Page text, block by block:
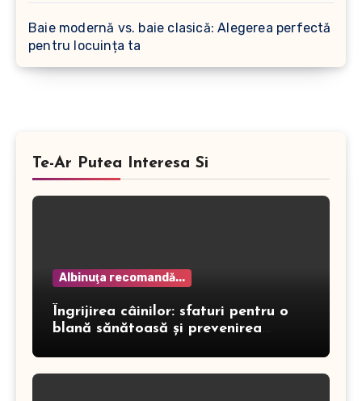
Baie modernă vs. baie clasică: Alegerea perfectă
pentru locuința ta
Te-Ar Putea Interesa Si
Albinuţa recomandă...
Îngrijirea câinilor: sfaturi pentru o
blană sănătoasă și prevenirea